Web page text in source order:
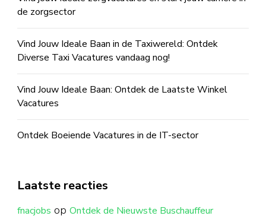
de zorgsector
Vind Jouw Ideale Baan in de Taxiwereld: Ontdek
Diverse Taxi Vacatures vandaag nog!
Vind Jouw Ideale Baan: Ontdek de Laatste Winkel
Vacatures
Ontdek Boeiende Vacatures in de IT-sector
Laatste reacties
fnacjobs op Ontdek de Nieuwste Buschauffeur